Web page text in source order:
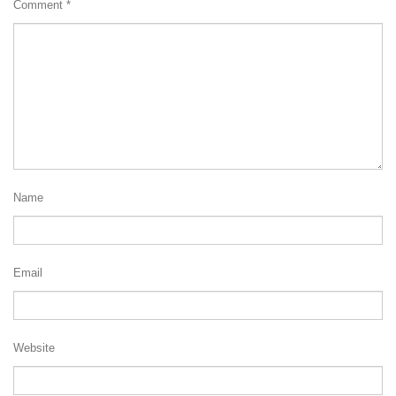
Comment *
Name
Email
Website